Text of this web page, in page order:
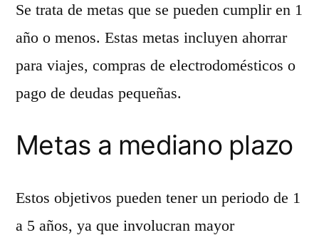
Se trata de metas que se pueden cumplir en 1
año o menos. Estas metas incluyen ahorrar
para viajes, compras de electrodomésticos o
pago de deudas pequeñas.
Metas a mediano plazo
Estos objetivos pueden tener un periodo de 1
a 5 años, ya que involucran mayor